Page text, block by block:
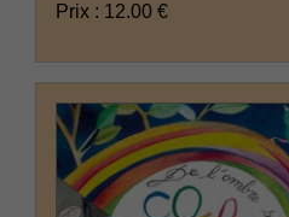
Prix : 12.00 €